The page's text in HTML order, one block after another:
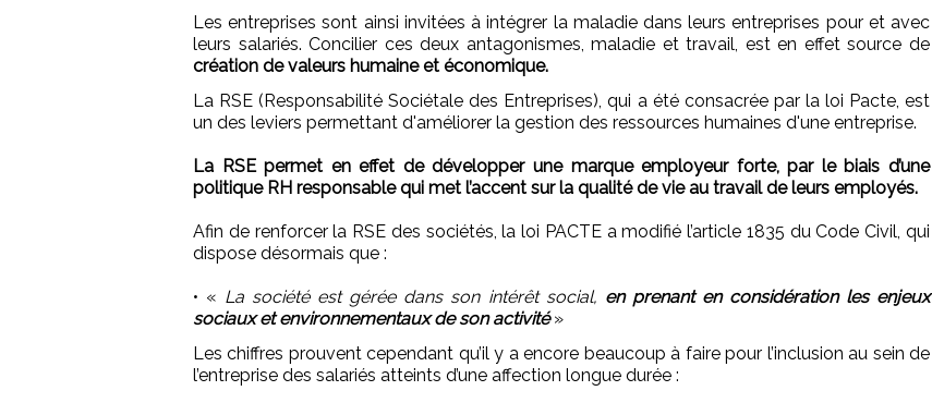
Les entreprises sont ainsi invitées à intégrer la maladie dans leurs entreprises pour et avec
leurs salariés. Concilier ces deux antagonismes, maladie et travail, est en effet source de
création de valeurs humaine et économique.
La RSE (Responsabilité Sociétale des Entreprises), qui a été consacrée par la loi Pacte, est
un des leviers permettant d'améliorer la gestion des ressources humaines d'une entreprise.
La RSE permet en effet de développer une marque employeur forte, par le biais d’une
politique RH responsable qui met l’accent sur la qualité de vie au travail de leurs employés.
Afin de renforcer la RSE des sociétés, la loi PACTE a modifié l’article 1835 du Code Civil, qui
dispose désormais que :
• « La société est gérée dans son intérêt social, en prenant en considération les enjeux
sociaux et environnementaux de son activité»
Les chiffres prouvent cependant qu’il y a encore beaucoup à faire pour l’inclusion au sein de
l’entreprise des salariés atteints d’une affection longue durée :